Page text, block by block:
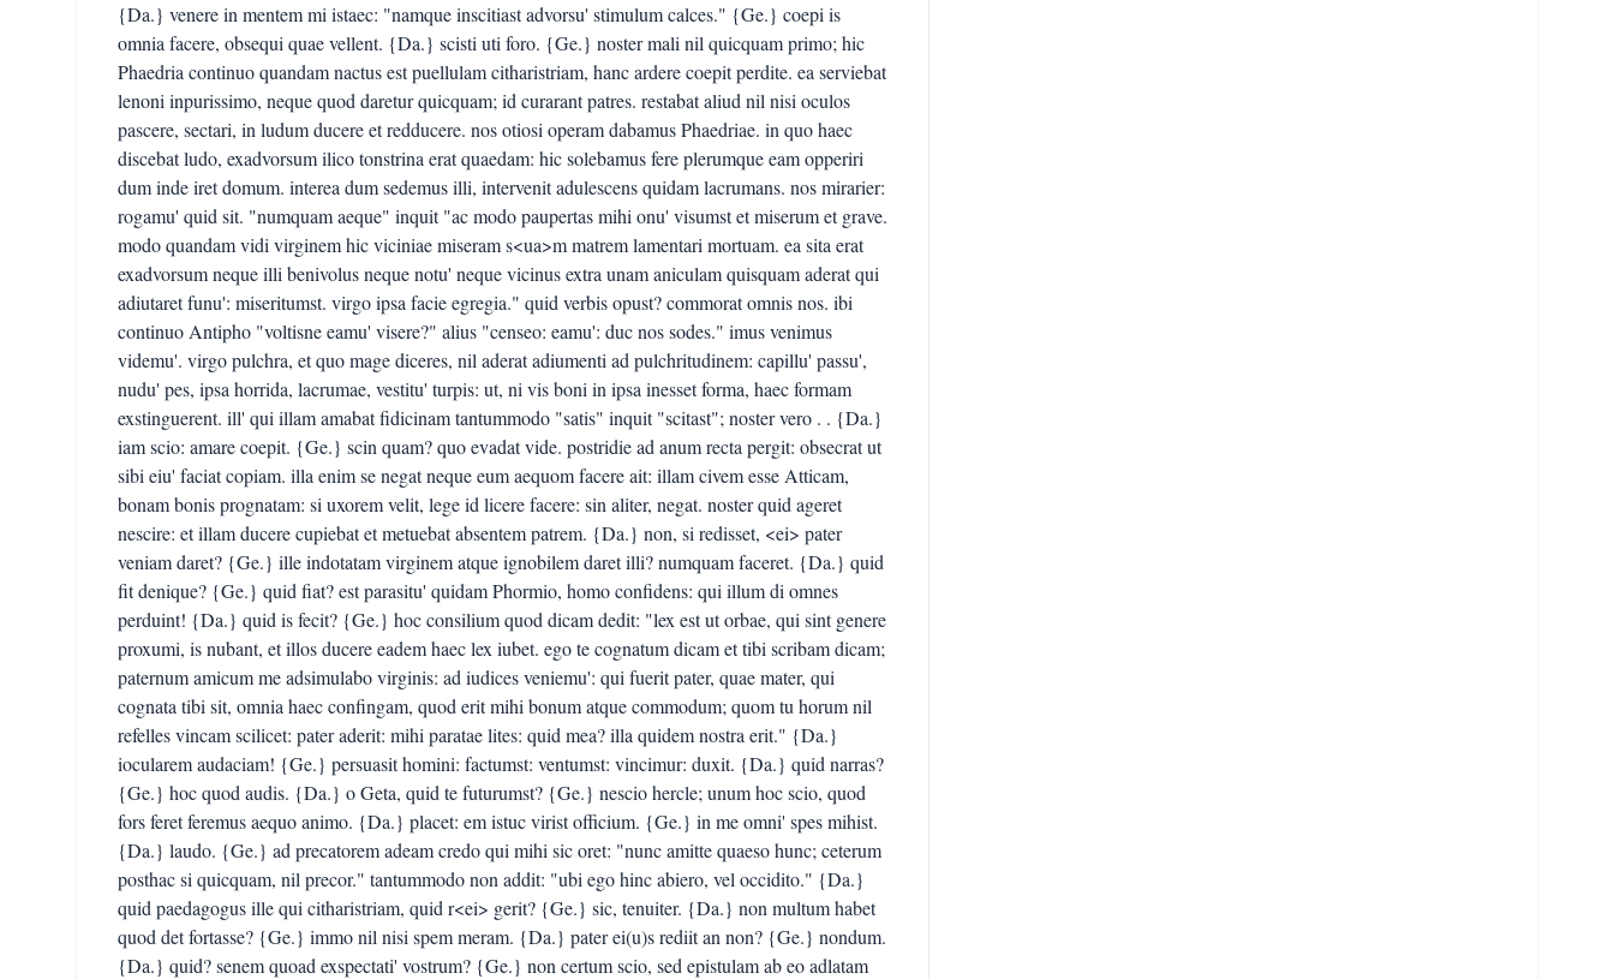
{Da.} venere in mentem mi istaec: "namque inscitiast advorsu' stimulum calces." {Ge.} coepi is
omnia facere, obsequi quae vellent. {Da.} scisti uti foro. {Ge.} noster mali nil quicquam primo; hic
Phaedria continuo quandam nactus est puellulam citharistriam, hanc ardere coepit perdite. ea serviebat
lenoni inpurissimo, neque quod daretur quicquam; id curarant patres. restabat aliud nil nisi oculos
pascere, sectari, in ludum ducere et redducere. nos otiosi operam dabamus Phaedriae. in quo haec
discebat ludo, exadvorsum ilico tonstrina erat quaedam: hic solebamus fere plerumque eam opperiri
dum inde iret domum. interea dum sedemus illi, intervenit adulescens quidam lacrumans. nos mirarier:
rogamu' quid sit. "numquam aeque" inquit "ac modo paupertas mihi onu' visumst et miserum et grave.
modo quandam vidi virginem hic viciniae miseram s<ua>m matrem lamentari mortuam. ea sita erat
exadvorsum neque illi benivolus neque notu' neque vicinus extra unam aniculam quisquam aderat qui
adiutaret funu': miseritumst. virgo ipsa facie egregia." quid verbis opust? commorat omnis nos. ibi
continuo Antipho "voltisne eamu' visere?" alius "censeo: eamu': duc nos sodes." imus venimus
videmu'. virgo pulchra, et quo mage diceres, nil aderat adiumenti ad pulchritudinem: capillu' passu',
nudu' pes, ipsa horrida, lacrumae, vestitu' turpis: ut, ni vis boni in ipsa inesset forma, haec formam
exstinguerent. ill' qui illam amabat fidicinam tantummodo "satis" inquit "scitast"; noster vero . . {Da.}
iam scio: amare coepit. {Ge.} scin quam? quo evadat vide. postridie ad anum recta pergit: obsecrat ut
sibi eiu' faciat copiam. illa enim se negat neque eum aequom facere ait: illam civem esse Atticam,
bonam bonis prognatam: si uxorem velit, lege id licere facere: sin aliter, negat. noster quid ageret
nescire: et illam ducere cupiebat et metuebat absentem patrem. {Da.} non, si redisset, <ei> pater
veniam daret? {Ge.} ille indotatam virginem atque ignobilem daret illi? numquam faceret. {Da.} quid
fit denique? {Ge.} quid fiat? est parasitu' quidam Phormio, homo confidens: qui illum di omnes
perduint! {Da.} quid is fecit? {Ge.} hoc consilium quod dicam dedit: "lex est ut orbae, qui sint genere
proxumi, is nubant, et illos ducere eadem haec lex iubet. ego te cognatum dicam et tibi scribam dicam;
paternum amicum me adsimulabo virginis: ad iudices veniemu': qui fuerit pater, quae mater, qui
cognata tibi sit, omnia haec confingam, quod erit mihi bonum atque commodum; quom tu horum nil
refelles vincam scilicet: pater aderit: mihi paratae lites: quid mea? illa quidem nostra erit." {Da.}
iocularem audaciam! {Ge.} persuasit homini: factumst: ventumst: vincimur: duxit. {Da.} quid narras?
{Ge.} hoc quod audis. {Da.} o Geta, quid te futurumst? {Ge.} nescio hercle; unum hoc scio, quod
fors feret feremus aequo animo. {Da.} placet: em istuc virist officium. {Ge.} in me omni' spes mihist.
{Da.} laudo. {Ge.} ad precatorem adeam credo qui mihi sic oret: "nunc amitte quaeso hunc; ceterum
posthac si quicquam, nil precor." tantummodo non addit: "ubi ego hinc abiero, vel occidito." {Da.}
quid paedagogus ille qui citharistriam, quid r<ei> gerit? {Ge.} sic, tenuiter. {Da.} non multum habet
quod det fortasse? {Ge.} immo nil nisi spem meram. {Da.} pater ei(u)s rediit an non? {Ge.} nondum.
{Da.} quid? senem quoad exspectati' vostrum? {Ge.} non certum scio, sed epistulam ab eo adlatam